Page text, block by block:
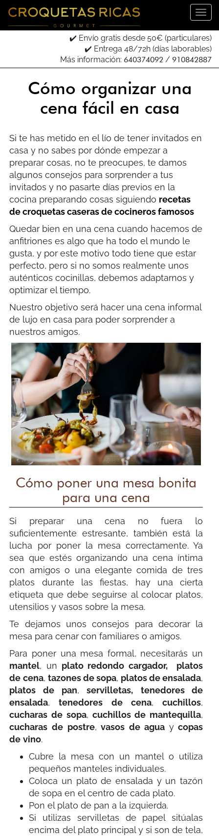
✔️ Envío gratis desde 50€ (particulares)
✔️ Entrega 48/72h (días laborables)
Más información: 640374092 / 910842887
Cómo organizar una
cena fácil en casa
Si te has metido en el lío de tener invitados en
casa y no sabes por dónde empezar a
preparar cosas, no te preocupes, te damos
algunos consejos para sorprender a tus
invitados y no pasarte días previos en la
cocina preparando cosas siguiendo recetas
de croquetas caseras de cocineros famosos
Quedar bien en una cena cuando hacemos de
anfitriones es algo que ha todo el mundo le
gusta, y por este motivo todo tiene que estar
perfecto, pero si no somos realmente unos
auténticos cocinillas, debemos adaptarnos y
optimizar el tiempo.
Nuestro objetivo será hacer una cena informal
de lujo en casa para poder sorprender a
nuestros amigos.
Cómo poner una mesa bonita
para una cena
Si preparar una cena no fuera lo
suficientemente estresante, también está la
lucha por poner la mesa correctamente. Ya
sea que estés organizando una cena íntima
con amigos o una elegante comida de tres
platos durante las fiestas, hay una cierta
etiqueta que debe seguirse al colocar platos,
utensilios y vasos sobre la mesa.
Te dejamos unos consejos para decorar la
mesa para cenar con familiares o amigos.
Para poner una mesa formal, necesitarás un
mantel, un plato redondo cargador,
platos
de cena, tazones de sopa, platos de ensalada,
platos de pan,servilletas,
tenedores de
ensalada,tenedores de cena,cuchillos,
cucharas de sopa, cuchillos de mantequilla,
cucharas de postre,vasos de agua ycopas
de vino.
Cubre la mesa con un mantel o utiliza
pequeños manteles individuales.
Coloca un plato de ensalada y un tazón
de sopa en el centro de cada plato.
Pon el plato de pan a la izquierda.
Si utilizas servilletas de papel sitúalas
encima del plato principal y si son de tela,